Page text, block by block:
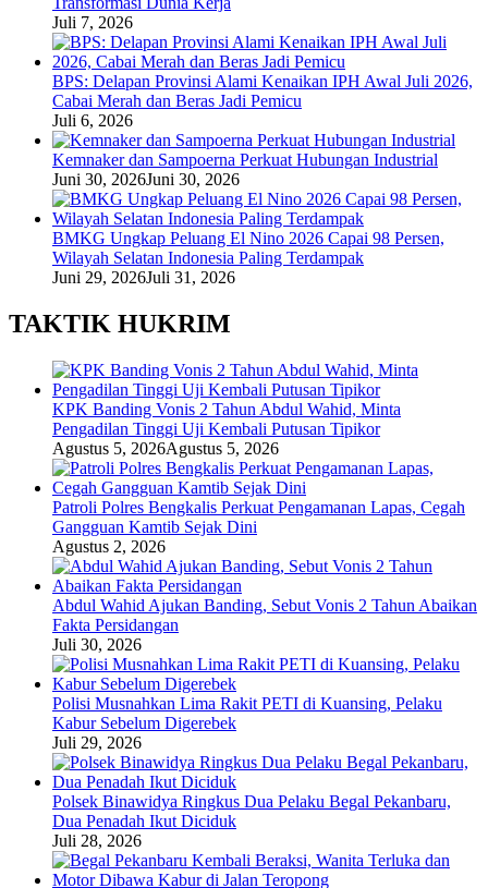
Juli 7, 2026
BPS: Delapan Provinsi Alami Kenaikan IPH Awal Juli 2026,
Cabai Merah dan Beras Jadi Pemicu
Juli 6, 2026
Kemnaker dan Sampoerna Perkuat Hubungan Industrial
Juni 30, 2026Juni 30, 2026
BMKG Ungkap Peluang El Nino 2026 Capai 98 Persen,
Wilayah Selatan Indonesia Paling Terdampak
Juni 29, 2026Juli 31, 2026
TAKTIK HUKRIM
KPK Banding Vonis 2 Tahun Abdul Wahid, Minta
Pengadilan Tinggi Uji Kembali Putusan Tipikor
Agustus 5, 2026Agustus 5, 2026
Patroli Polres Bengkalis Perkuat Pengamanan Lapas, Cegah
Gangguan Kamtib Sejak Dini
Agustus 2, 2026
Abdul Wahid Ajukan Banding, Sebut Vonis 2 Tahun Abaikan
Fakta Persidangan
Juli 30, 2026
Polisi Musnahkan Lima Rakit PETI di Kuansing, Pelaku
Kabur Sebelum Digerebek
Juli 29, 2026
Polsek Binawidya Ringkus Dua Pelaku Begal Pekanbaru,
Dua Penadah Ikut Diciduk
Juli 28, 2026